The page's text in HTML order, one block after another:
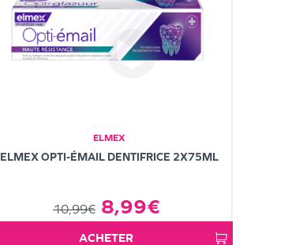
ELMEX
ELMEX OPTI-ÉMAIL DENTIFRICE 2X75ML
10,99€ 8,99€
ACHETER